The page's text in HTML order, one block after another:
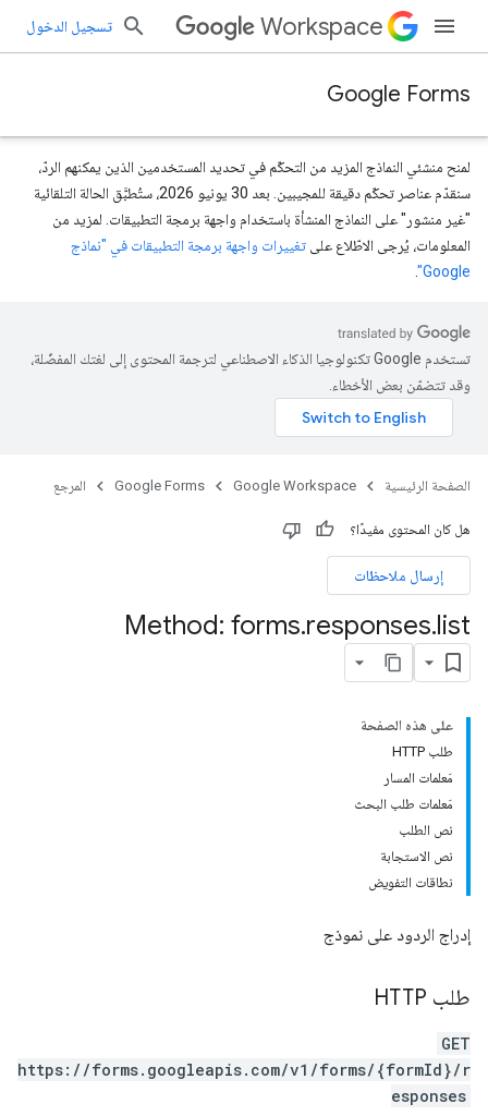
Workspace تسجيل الدخول
Google Forms
لمنح منشئي النماذج المزيد من التحكّم في تحديد المستخدمين الذين يمكنهم الردّ،
سنقدّم عناصر تحكّم دقيقة للمجيبين. بعد 30 يونيو 2026، ستُطبَّق الحالة التلقائية
"غير منشور" على النماذج المنشأة باستخدام واجهة برمجة التطبيقات. لمزيد من
المعلومات، يُرجى الاطّلاع على تغييرات واجهة برمجة التطبيقات في "نماذج
Google"
تستخدم Google تكنولوجيا الذكاء الاصطناعي لترجمة المحتوى إلى لغتك المفضّلة،
وقد تتضمّن بعض الأخطاء.
الصفحة الرئيسية Google Workspace
Google Forms المرجع
هل كان المحتوى مفيدًا؟
إرسال ملاحظات
Method: forms.responses.list
على هذه الصفحة
طلب HTTP
مَعلمات المسار
مَعلمات طلب البحث
نص الطلب
نص الاستجابة
نطاقات التفويض
إدراج الردود على نموذج
طلب HTTP
GET
https://forms.googleapis.com/v1/forms/{formId}/r
esponses